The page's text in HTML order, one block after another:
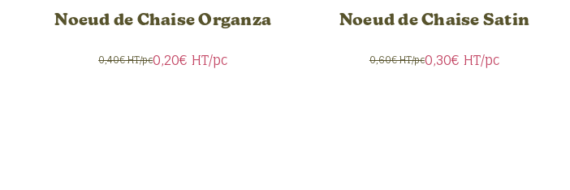
Noeud de Chaise Organza
0,40€ HT/pc0,20€ HT/pc
Noeud de Chaise Satin
0,60€ HT/pc0,30€ HT/pc